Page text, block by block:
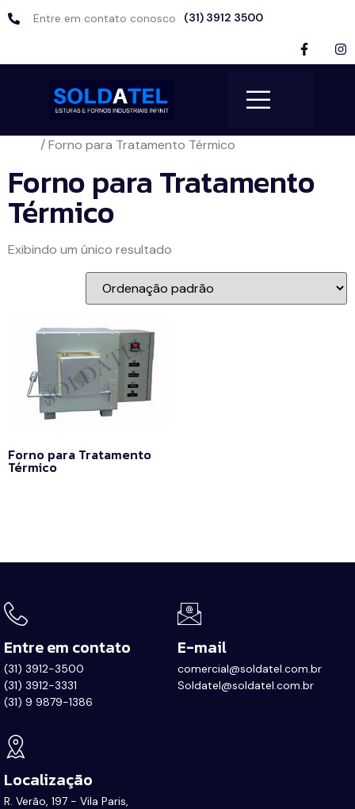
Entre em contato conosco (31) 3912 3500
/ Forno para Tratamento Térmico
Forno para Tratamento
Térmico
Exibindo um único resultado
Forno para Tratamento
Térmico
Entre em contato
(31) 3912-3500
(31) 3912-3331
(31) 9 9879-1386
E-mail
comercial@soldatel.com.br
Soldatel@soldatel.com.br
Localização
R. Verão, 197 - Vila Paris,